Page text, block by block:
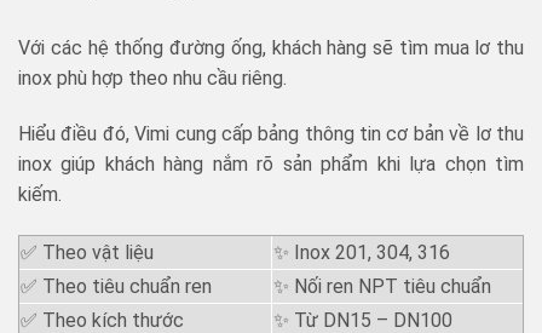
Với các hệ thống đường ống, khách hàng sẽ tìm mua lơ thu
inox phù hợp theo nhu cầu riêng.
Hiểu điều đó, Vimi cung cấp bảng thông tin cơ bản về lơ thu
inox giúp khách hàng nắm rõ sản phẩm khi lựa chọn tìm
kiếm.
✅ Theo vật liệu
✨ Inox 201, 304, 316
✅ Theo tiêu chuẩn ren
✨ Nối ren NPT tiêu chuẩn
✅ Theo kích thước
✨ Từ DN15 – DN100